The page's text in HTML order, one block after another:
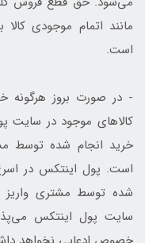
مانند اتمام موجودی
است.
- در صورت بروز هرگونه
کالاهای موجود در سایت
خرید انجام شده توسط
است. پول اینتکس در
شده توسط مشتری واریز
سایت پول اینتکس